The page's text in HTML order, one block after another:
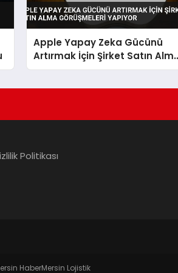
Apple Yapay Zeka Gücünü
Artırmak İçin Şirket Satın
Görüşmeleri Yapıyor
Politikası
HaberMersin Lojistik